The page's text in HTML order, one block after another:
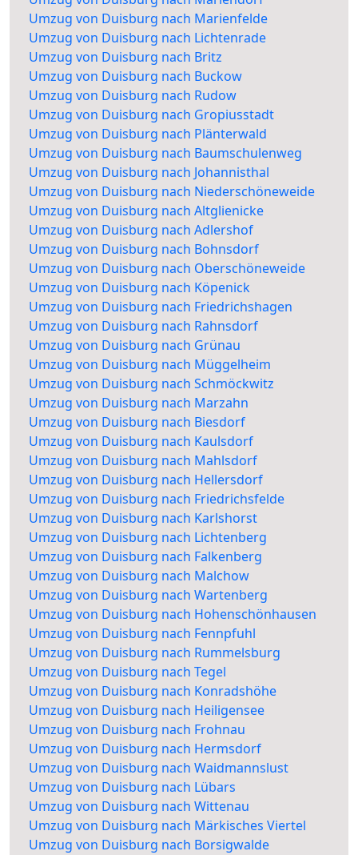
Umzug von Duisburg nach Marienfelde
Umzug von Duisburg nach Lichtenrade
Umzug von Duisburg nach Britz
Umzug von Duisburg nach Buckow
Umzug von Duisburg nach Rudow
Umzug von Duisburg nach Gropiusstadt
Umzug von Duisburg nach Plänterwald
Umzug von Duisburg nach Baumschulenweg
Umzug von Duisburg nach Johannisthal
Umzug von Duisburg nach Niederschöneweide
Umzug von Duisburg nach Altglienicke
Umzug von Duisburg nach Adlershof
Umzug von Duisburg nach Bohnsdorf
Umzug von Duisburg nach Oberschöneweide
Umzug von Duisburg nach Köpenick
Umzug von Duisburg nach Friedrichshagen
Umzug von Duisburg nach Rahnsdorf
Umzug von Duisburg nach Grünau
Umzug von Duisburg nach Müggelheim
Umzug von Duisburg nach Schmöckwitz
Umzug von Duisburg nach Marzahn
Umzug von Duisburg nach Biesdorf
Umzug von Duisburg nach Kaulsdorf
Umzug von Duisburg nach Mahlsdorf
Umzug von Duisburg nach Hellersdorf
Umzug von Duisburg nach Friedrichsfelde
Umzug von Duisburg nach Karlshorst
Umzug von Duisburg nach Lichtenberg
Umzug von Duisburg nach Falkenberg
Umzug von Duisburg nach Malchow
Umzug von Duisburg nach Wartenberg
Umzug von Duisburg nach Hohenschönhausen
Umzug von Duisburg nach Fennpfuhl
Umzug von Duisburg nach Rummelsburg
Umzug von Duisburg nach Tegel
Umzug von Duisburg nach Konradshöhe
Umzug von Duisburg nach Heiligensee
Umzug von Duisburg nach Frohnau
Umzug von Duisburg nach Hermsdorf
Umzug von Duisburg nach Waidmannslust
Umzug von Duisburg nach Lübars
Umzug von Duisburg nach Wittenau
Umzug von Duisburg nach Märkisches Viertel
Umzug von Duisburg nach Borsigwalde